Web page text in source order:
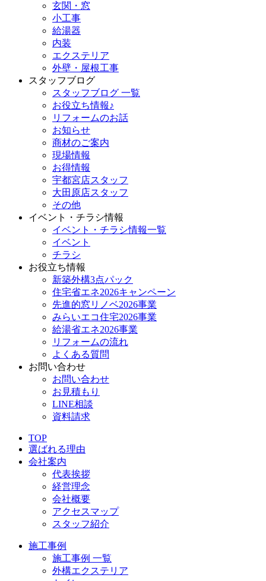
玄関・窓
小工事
給湯器
内装
エクステリア
外壁・屋根工事
スタッフブログ
スタッフブログ 一覧
お役立ち情報♪
リフォームのお話
お知らせ
商材のご案内
現場情報
お得情報
宇都宮店スタッフ
大田原店スタッフ
その他
イベント・チラシ情報
イベント・チラシ情報一覧
イベント
チラシ
お役立ち情報
新築外構3点パック
住宅省エネ2026キャンペーン
先進的窓リノベ2026事業
みらいエコ住宅2026事業
給湯省エネ2026事業
リフォームの流れ
よくある質問
お問い合わせ
お問い合わせ
お見積もり
LINE相談
資料請求
TOP
選ばれる理由
会社案内
代表挨拶
経営理念
会社概要
アクセスマップ
スタッフ紹介
施工事例
施工事例 一覧
外構エクステリア